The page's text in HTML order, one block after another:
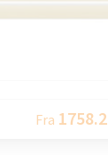
Fra 1758.2